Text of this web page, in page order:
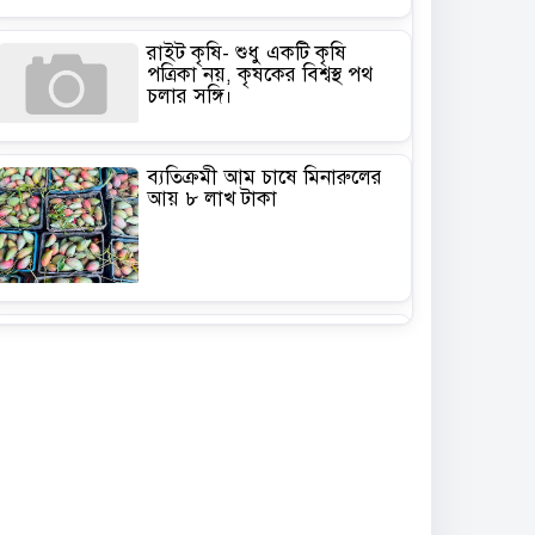
রাইট কৃষি- শুধু একটি কৃষি
পত্রিকা নয়, কৃষকের বিশ্বস্থ পথ
চলার সঙ্গি।
ব্যতিক্রমী আম চাষে মিনারুলের
আয় ৮ লাখ টাকা